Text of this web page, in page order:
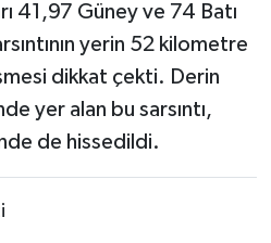
41,97 Güney ve 74 Batı
yerin 52 kilometre
dikkat çekti. Derin
yer alan bu sarsıntı,
de hissedildi.